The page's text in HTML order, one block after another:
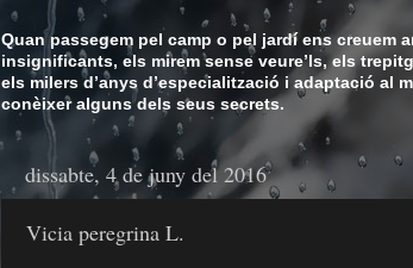
Animalia
Quan passegem pel camp o pel jardí ens creuem
insignificants, els mirem sense veure’ls, els
els milers d’anys d’especialització i adaptació al
conèixer alguns dels seus secrets.
dissabte, 4 de juny del 2016
Vicia peregrina L.